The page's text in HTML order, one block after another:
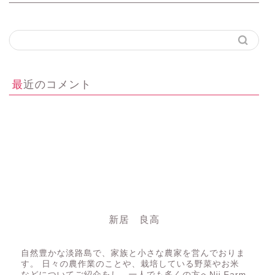
最近のコメント
新居 良高
自然豊かな淡路島で、家族と小さな農家を営んでおりま
す。 日々の農作業のことや、栽培している野菜やお米